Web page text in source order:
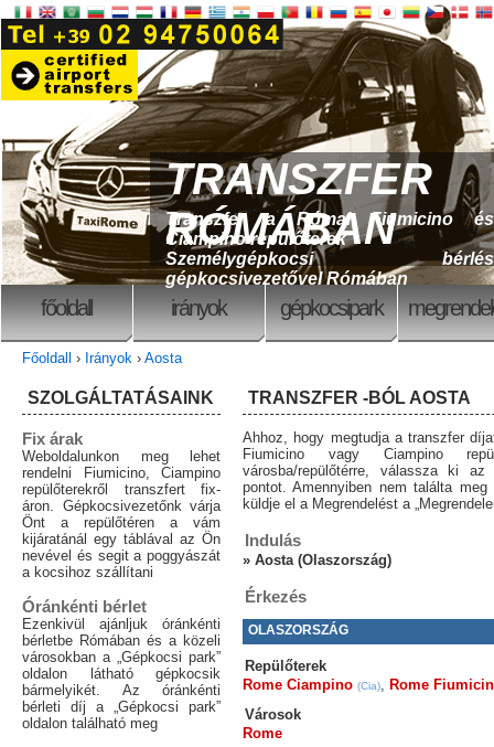
TRANSZFER
RÓMÁBAN
Transzfer a Római Fiumicino és
Ciampino repülőterek
Személygépkocsi bérlés
gépkocsivezetővel Rómában
főoldall irányok gépkocsipark
Főoldall › Irányok › Aosta
TRANSZFER -BÓL AOSTA
Ahhoz, hogy megtudja a transzfer
Fiumicino vagy Ciampino
városba/repülőtérre, válassza ki
pontot. Amennyiben nem találta
küldje el a Megrendelést a
Indulás
» Aosta (Olaszország)
Érkezés
OLASZORSZÁG
Repülőterek
Rome Ciampino (Cia), Rome
Városok
Rome
SZOLGÁLTATÁSAINK
Fix árak
Weboldalunkon meg lehet
rendelni Fiumicino, Ciampino
repülőterekről transzfert fix-
áron. Gépkocsivezetőnk várja
Önt a repülőtéren a vám
kijáratánál egy táblával az Ön
nevével és segit a poggyászát
a kocsihoz szállítani
Óránkénti bérlet
Ezenkivül ajánljuk óránkénti
bérletbe Rómában és a közeli
városokban a „Gépkocsi park”
oldalon látható gépkocsik
bármelyikét. Az óránkénti
bérleti díj a „Gépkocsi park”
oldalon található meg